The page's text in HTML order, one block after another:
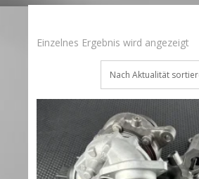
Einzelnes Ergebnis wird angezeigt